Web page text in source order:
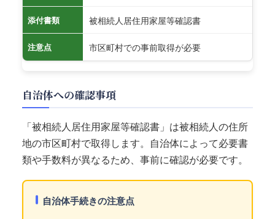
添付書類 被相続人居住用家屋等確認書
注意点 市区町村での事前取得が必要
自治体への確認事項
「被相続人居住用家屋等確認書」は被相続人の住所
地の市区町村で取得します。自治体によって必要書
類や手数料が異なるため、事前に確認が必要です。
自治体手続きの注意点